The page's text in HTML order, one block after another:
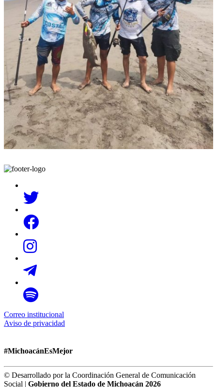
Correo institucional
Aviso de privacidad
#MichoacánEsMejor
© Desarrollado por la Coordinación General de Comunicación
Social | Gobierno del Estado de Michoacán 2026